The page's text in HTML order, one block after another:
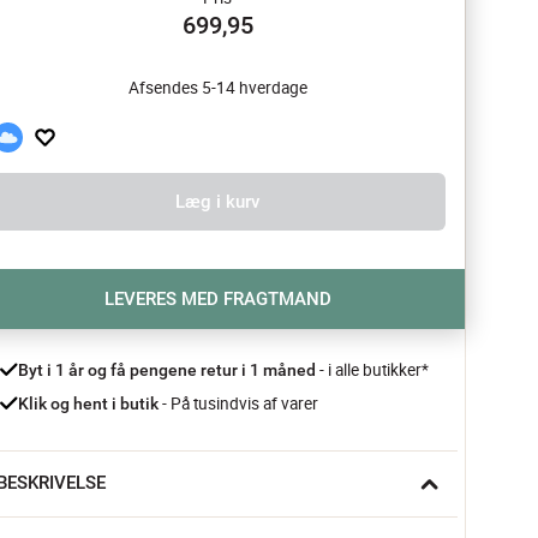
699,95
Afsendes 5-14 hverdage
Læg i kurv
LEVERES MED FRAGTMAND
Byt i 1 år og få pengene retur i 1 måned - i alle butikker*
Klik og hent i butik - På tusindvis af varer